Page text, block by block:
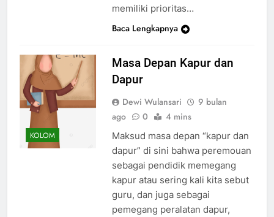
memiliki prioritas…
Baca Lengkapnya
KOLOM
Masa Depan Kapur dan
Dapur
Dewi Wulansari
9 bulan
ago
0 4 mins
Maksud masa depan “kapur dan
dapur” di sini bahwa peremouan
sebagai pendidik memegang
kapur atau sering kali kita sebut
guru, dan juga sebagai
pemegang peralatan dapur,